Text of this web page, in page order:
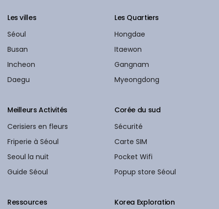
Les villes
Séoul
Busan
Incheon
Daegu
Les Quartiers
Hongdae
Itaewon
Gangnam
Myeongdong
Meilleurs Activités
Cerisiers en fleurs
Friperie à Séoul
Seoul la nuit
Guide Séoul
Corée du sud
Sécurité
Carte SIM
Pocket Wifi
Popup store Séoul
Ressources Korea Exploration